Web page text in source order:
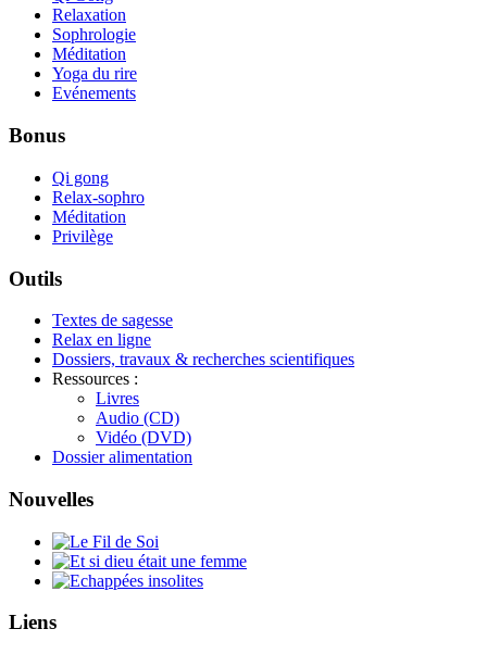
Relaxation
Sophrologie
Méditation
Yoga du rire
Evénements
Bonus
Qi gong
Relax-sophro
Méditation
Privilège
Outils
Textes de sagesse
Relax en ligne
Dossiers, travaux & recherches scientifiques
Ressources :
Livres
Audio (CD)
Vidéo (DVD)
Dossier alimentation
Nouvelles
Liens